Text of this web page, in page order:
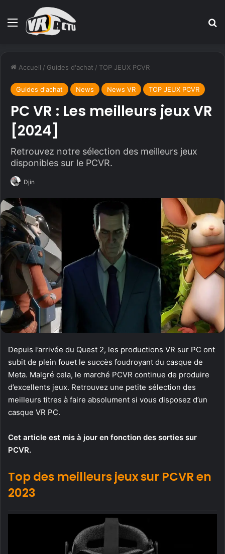
Menu
Accueil / Guides d'achat / TOP JEUX PCVR
Guides d'achat News News VR TOP JEUX PCVR
PC VR : Les meilleurs jeux VR
[2024]
Retrouvez notre sélection des meilleurs jeux
disponibles sur le PCVR.
Djin
Depuis l’arrivée du Quest 2, les productions VR sur PC ont
subit de plein fouet le succès foudroyant du casque de
Meta. Malgré cela, le marché PCVR continue de produire
d’excellents jeux. Retrouvez une petite sélection des
meilleurs titres à faire absolument si vous disposez d’un
casque VR PC.
Cet article est mis à jour en fonction des sorties sur
PCVR.
Top des meilleurs jeux sur PCVR en
2023